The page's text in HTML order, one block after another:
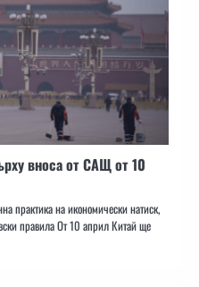
вноса от САЩ от 10
практика на икономически натиск,
правила От 10 април Китай ще